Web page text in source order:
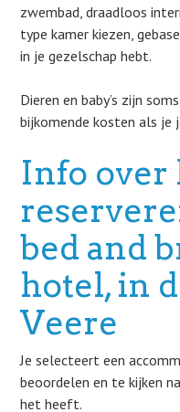
zwembad, draadloos
type kamer kiezen,
in je gezelschap hebt.
Dieren en baby’s zijn
bijkomende kosten als
Info over
bed and
hotel, in
Veere
Je selecteert een
beoordelen en te kijken
het heeft.